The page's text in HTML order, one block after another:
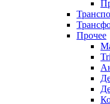
Прочее